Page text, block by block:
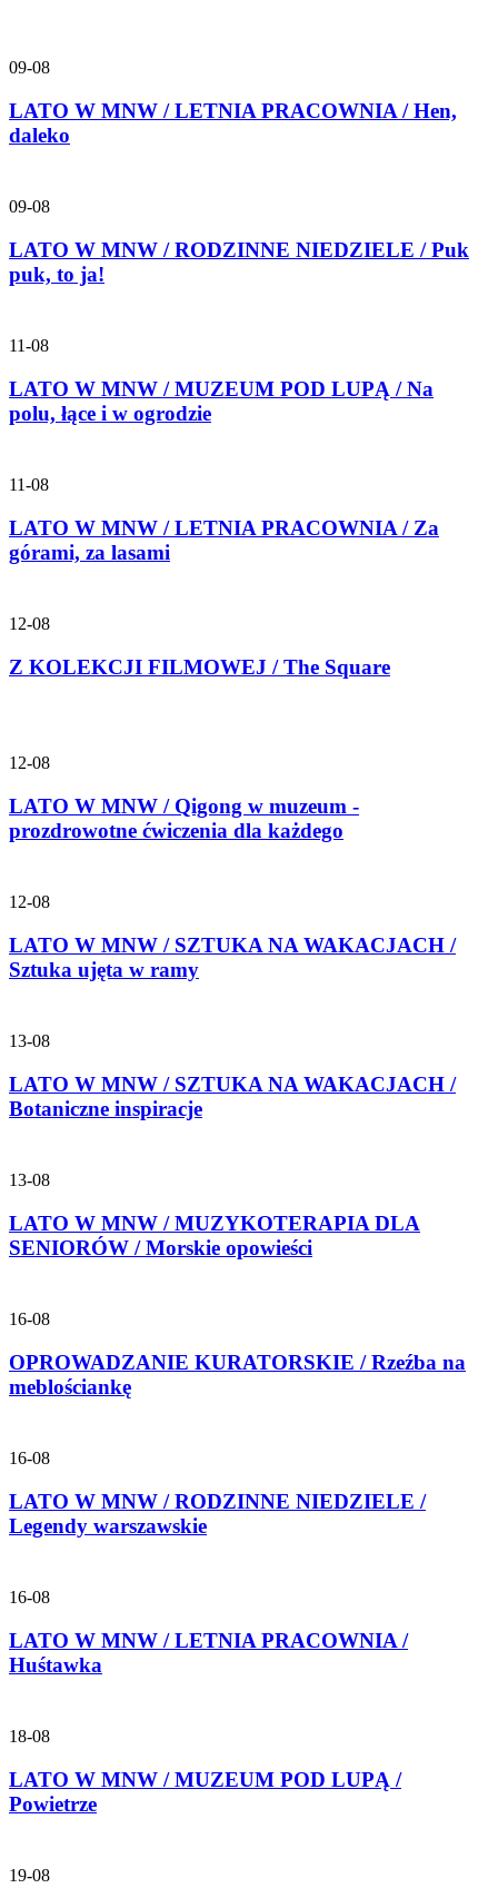
09-08
LATO W MNW / LETNIA PRACOWNIA / Hen,
daleko
09-08
LATO W MNW / RODZINNE NIEDZIELE / Puk
puk, to ja!
11-08
LATO W MNW / MUZEUM POD LUPĄ / Na
polu, łące i w ogrodzie
11-08
LATO W MNW / LETNIA PRACOWNIA / Za
górami, za lasami
12-08
Z KOLEKCJI FILMOWEJ / The Square
12-08
LATO W MNW / Qigong w muzeum -
prozdrowotne ćwiczenia dla każdego
12-08
LATO W MNW / SZTUKA NA WAKACJACH /
Sztuka ujęta w ramy
13-08
LATO W MNW / SZTUKA NA WAKACJACH /
Botaniczne inspiracje
13-08
LATO W MNW / MUZYKOTERAPIA DLA
SENIORÓW / Morskie opowieści
16-08
OPROWADZANIE KURATORSKIE / Rzeźba na
meblościankę
16-08
LATO W MNW / RODZINNE NIEDZIELE /
Legendy warszawskie
16-08
LATO W MNW / LETNIA PRACOWNIA /
Huśtawka
18-08
LATO W MNW / MUZEUM POD LUPĄ /
Powietrze
19-08